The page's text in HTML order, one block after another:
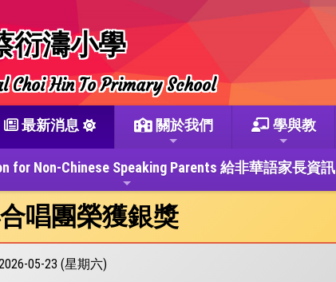
衍濤小學
Choi Hin To Primary School
最新消息 關於我們 學與教
for Non-Chinese Speaking Parents 給非華語家長資訊
唱團榮獲銀獎
05-23 (星期六)